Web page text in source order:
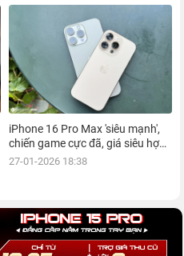
iPhone 16 Pro Max 'siêu mạnh',
chiến game cực đã, giá siêu hợp
lý, mua ngay!
27-01-2026 18:38